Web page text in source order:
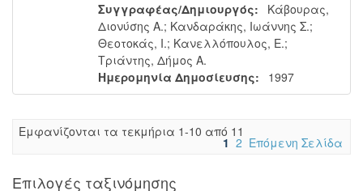
Συγγραφέας/Δημιουργός:
Κάβουρας,
Διονύσης Α.; Κανδαράκης, Ιωάννης Σ.;
Θεοτοκάς, Ι.; Κανελλόπουλος, Ε.;
Τριάντης, Δήμος Α.
Ημερομηνία Δημοσίευσης:
1997
Eμφανίζονται τα τεκμήρια 1-10 από 11
1 2 Επόμενη Σελίδα
Επιλογές ταξινόμησης